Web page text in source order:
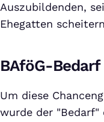
Auszubildenden,
Ehegatten
BAföG-Bedarf
Um diese
wurde der